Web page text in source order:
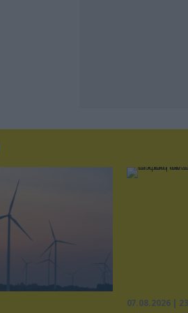
07.08.2026 |